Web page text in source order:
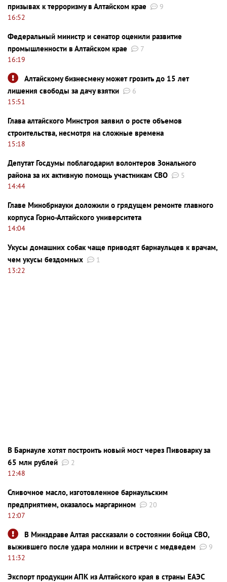
призывах к терроризму в Алтайском крае
9
16:52
Федеральный министр и сенатор оценили развитие
промышленности в Алтайском крае
7
16:19
Алтайскому бизнесмену может грозить до 15 лет
лишения свободы за дачу взятки
6
15:51
Глава алтайского Минстроя заявил о росте объемов
строительства, несмотря на сложные времена
15:18
Депутат Госдумы поблагодарил волонтеров Зонального
района за их активную помощь участникам СВО
5
14:44
Главе Минобрнауки доложили о грядущем ремонте главного
корпуса Горно-Алтайского университета
14:04
Укусы домашних собак чаще приводят барнаульцев к врачам,
чем укусы бездомных
1
13:22
В Барнауле хотят построить новый мост через Пивоварку за
65 млн рублей
2
12:48
Сливочное масло, изготовленное барнаульским
предприятием, оказалось маргарином
20
12:07
В Минздраве Алтая рассказали о состоянии бойца СВО,
выжившего после удара молнии и встречи с медведем
9
11:32
Экспорт продукции АПК из Алтайского края в страны ЕАЭС